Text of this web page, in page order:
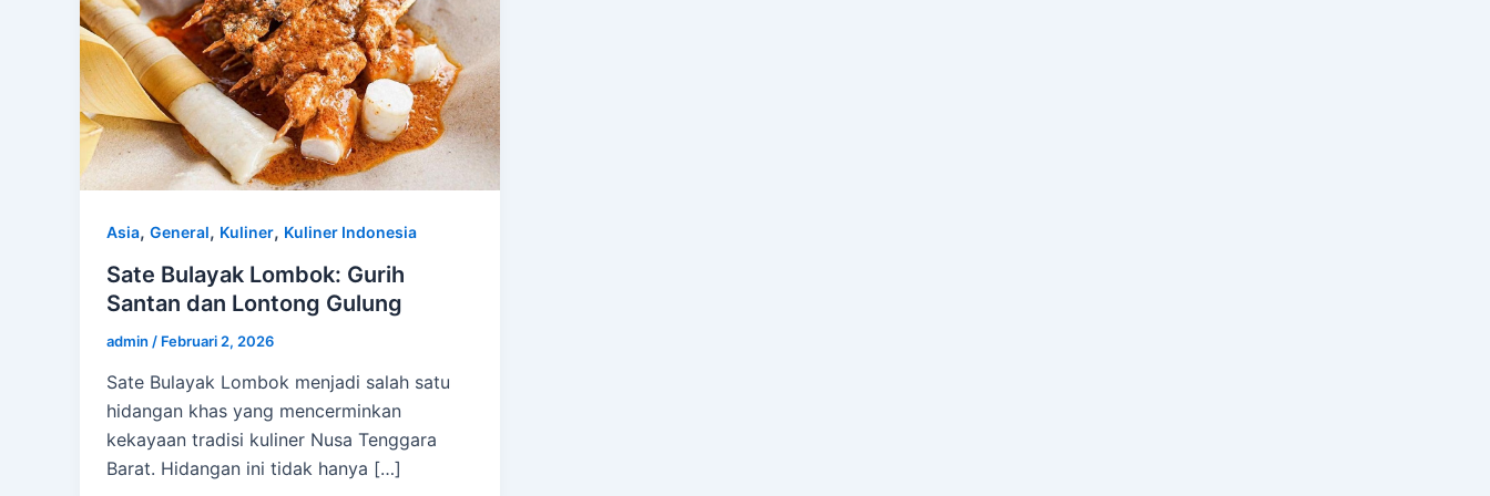
Asia, General, Kuliner, Kuliner Indonesia
Sate Bulayak Lombok: Gurih
Santan dan Lontong Gulung
admin / Februari 2, 2026
Sate Bulayak Lombok menjadi salah satu
hidangan khas yang mencerminkan
kekayaan tradisi kuliner Nusa Tenggara
Barat. Hidangan ini tidak hanya […]